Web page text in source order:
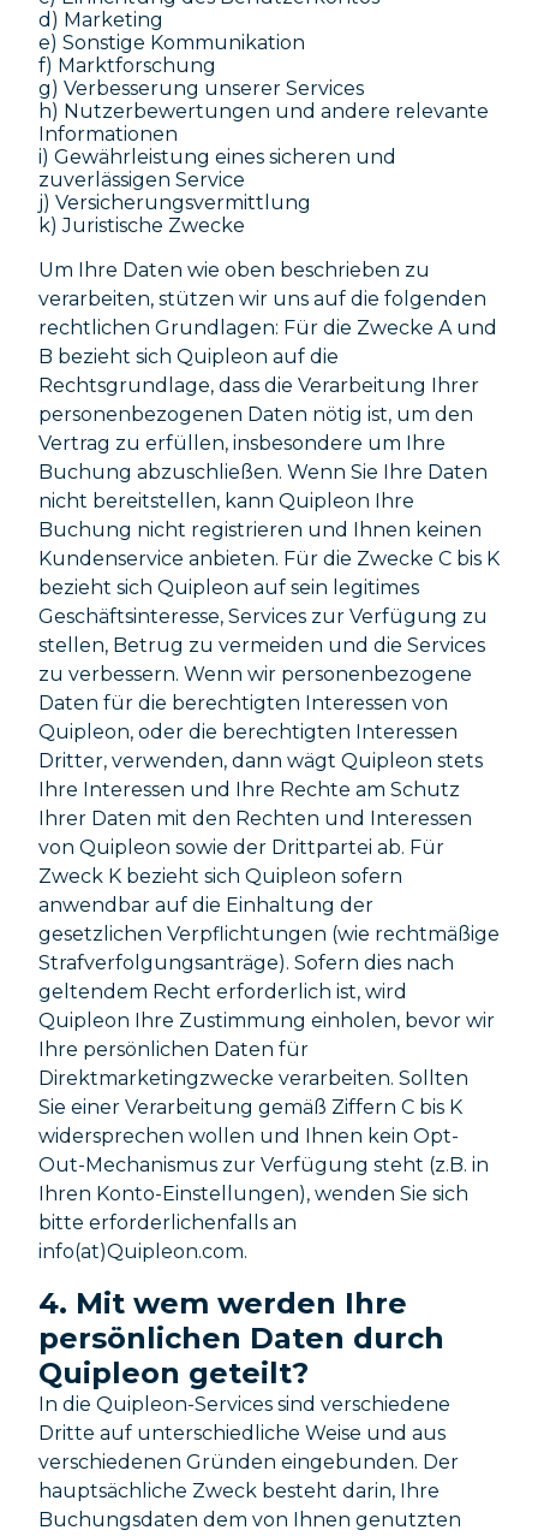
d) Marketing
e) Sonstige Kommunikation
f) Marktforschung
g) Verbesserung unserer Services
h) Nutzerbewertungen und andere relevante
Informationen
i) Gewährleistung eines sicheren und
zuverlässigen Service
j) Versicherungsvermittlung
k) Juristische Zwecke
Um Ihre Daten wie oben beschrieben zu
verarbeiten, stützen wir uns auf die folgenden
rechtlichen Grundlagen: Für die Zwecke A und
B bezieht sich Quipleon auf die
Rechtsgrundlage, dass die Verarbeitung Ihrer
personenbezogenen Daten nötig ist, um den
Vertrag zu erfüllen, insbesondere um Ihre
Buchung abzuschließen. Wenn Sie Ihre Daten
nicht bereitstellen, kann Quipleon Ihre
Buchung nicht registrieren und Ihnen keinen
Kundenservice anbieten. Für die Zwecke C bis K
bezieht sich Quipleon auf sein legitimes
Geschäftsinteresse, Services zur Verfügung zu
stellen, Betrug zu vermeiden und die Services
zu verbessern. Wenn wir personenbezogene
Daten für die berechtigten Interessen von
Quipleon, oder die berechtigten Interessen
Dritter, verwenden, dann wägt Quipleon stets
Ihre Interessen und Ihre Rechte am Schutz
Ihrer Daten mit den Rechten und Interessen
von Quipleon sowie der Drittpartei ab. Für
Zweck K bezieht sich Quipleon sofern
anwendbar auf die Einhaltung der
gesetzlichen Verpflichtungen (wie rechtmäßige
Strafverfolgungsanträge). Sofern dies nach
geltendem Recht erforderlich ist, wird
Quipleon Ihre Zustimmung einholen, bevor wir
Ihre persönlichen Daten für
Direktmarketingzwecke verarbeiten. Sollten
Sie einer Verarbeitung gemäß Ziffern C bis K
widersprechen wollen und Ihnen kein Opt-
Out-Mechanismus zur Verfügung steht (z.B. in
Ihren Konto-Einstellungen), wenden Sie sich
bitte erforderlichenfalls an
info(at)Quipleon.com.
4. Mit wem werden Ihre
persönlichen Daten durch
Quipleon geteilt?
In die Quipleon-Services sind verschiedene
Dritte auf unterschiedliche Weise und aus
verschiedenen Gründen eingebunden. Der
hauptsächliche Zweck besteht darin, Ihre
Buchungsdaten dem von Ihnen genutzten